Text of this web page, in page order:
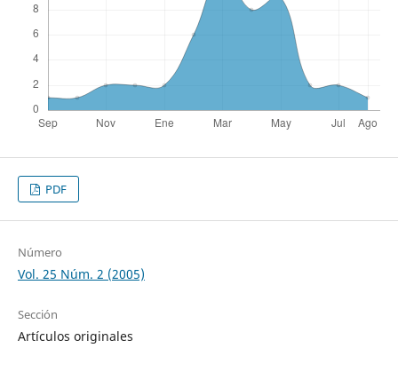
PDF
Número
Vol. 25 Núm. 2 (2005)
Sección
Artículos originales